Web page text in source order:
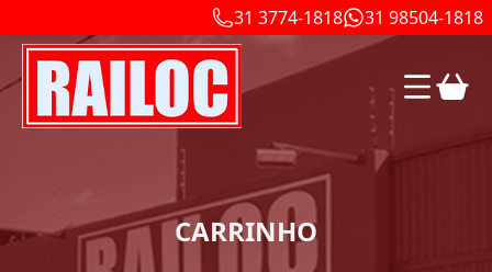
31 3774-1818 31 98504-1818
CARRINHO